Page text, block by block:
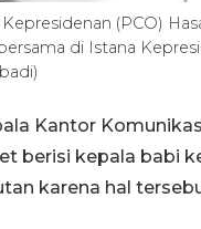
(PCO)
di Istana
Kantor
berisi kepala babi
karena hal